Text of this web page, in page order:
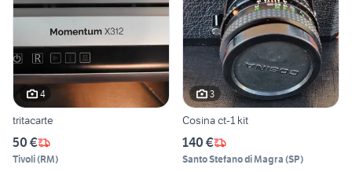
4
tritacarte
50 €
Tivoli(RM)
3
Cosina ct-1 kit
140 €
Santo Stefano di Magra (SP)